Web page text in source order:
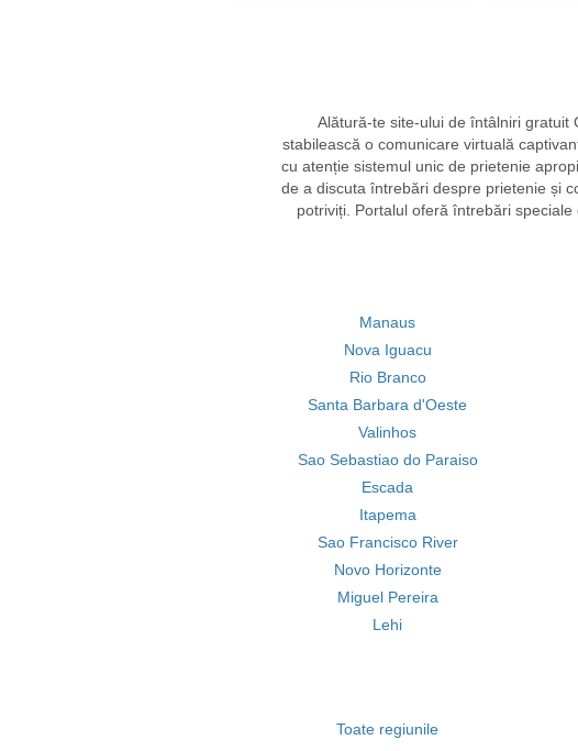
Alătură-te site-ului de întâlniri gratuit
stabilească o comunicare virtuală
cu atenție sistemul unic de prietenie
de a discuta întrebări despre prietenie și
potriviți. Portalul oferă întrebări
Manaus
Nova Iguacu
Rio Branco
Santa Barbara d'Oeste
Valinhos
Sao Sebastiao do Paraiso
Escada
Itapema
Sao Francisco River
Novo Horizonte
Miguel Pereira
Lehi
Toate regiunile